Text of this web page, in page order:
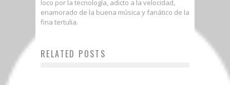
loco por la tecnología, adicto a la velocidad,
enamorado de la buena música y fanático de la
fina tertulia.
RELATED POSTS